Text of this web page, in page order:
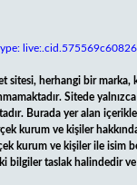
sitesi, herhangi bir marka,
Sitede yalnızca
Burada yer alan
kurum ve kişiler
kurum ve kişiler ile isim
bilgiler taslak halindedir ve